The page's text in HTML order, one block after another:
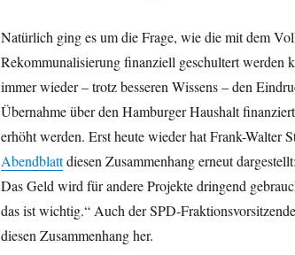
Natürlich ging es um die Frage, wie die mit dem
Rekommunalisierung finanziell geschultert werden
immer wieder – trotz besseren Wissens – den
Übernahme über den Hamburger Haushalt
erhöht werden. Erst heute wieder hat Frank-Walter
Abendblattdiesen Zusammenhang erneut
Das Geld wird für andere Projekte dringend
das ist wichtig.“ Auch der SPD-
diesen Zusammenhang her.